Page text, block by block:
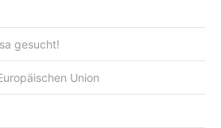
gesucht!
Union